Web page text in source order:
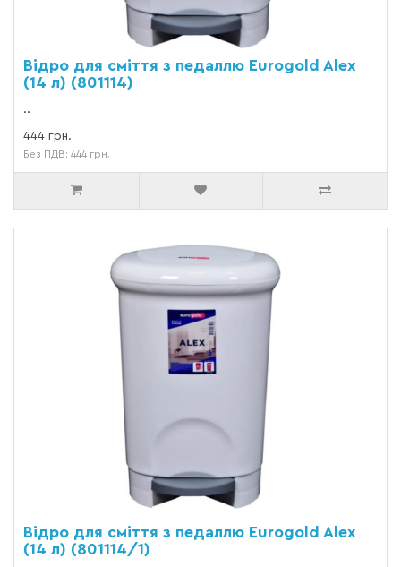
Відро для сміття з педаллю Eurogold Alex
(14 л) (801114)
..
444 грн.
Без ПДВ: 444 грн.
Відро для сміття з педаллю Eurogold Alex
(14 л) (801114/1)